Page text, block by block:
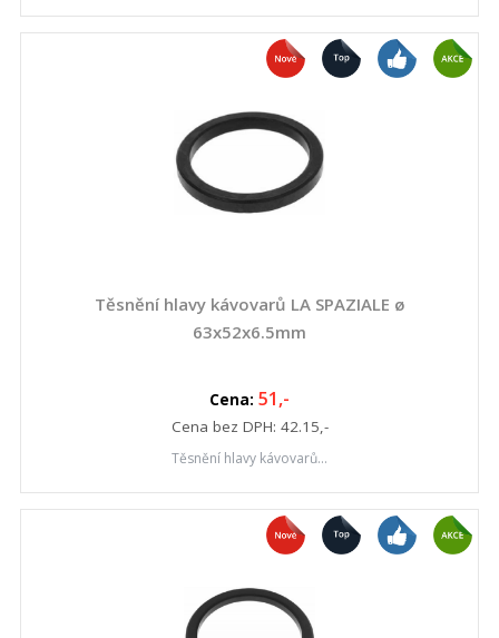
Těsnění hlavy kávovarů LA SPAZIALE ø
63x52x6.5mm
Cena: 51,-
Cena bez DPH: 42.15,-
Těsnění hlavy kávovarů...